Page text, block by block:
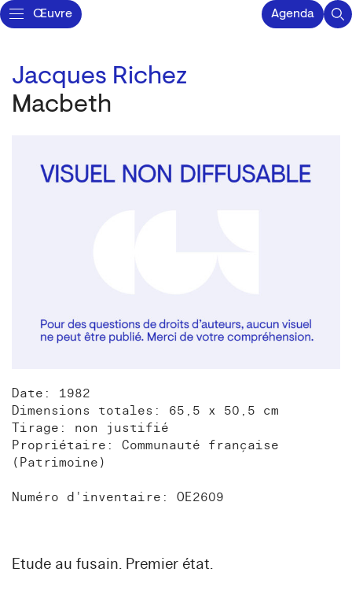
Œuvre Agenda
Jacques Richez
Macbeth
Date: 1982
Dimensions totales: 65,5 x 50,5 cm
Tirage: non justifié
Propriétaire: Communauté française
(Patrimoine)
Numéro d'inventaire: OE2609
Etude au fusain. Premier état.